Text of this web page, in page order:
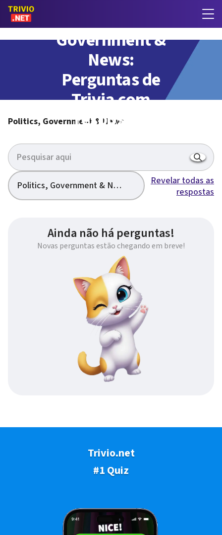
Government &
News:
Perguntas de
Trivia com
respostas
Politics, Government & News
Politics, Government & News
Revelar todas as
respostas
Ainda não há perguntas!
Novas perguntas estão chegando em breve!
Trivio.net
#1 Quiz